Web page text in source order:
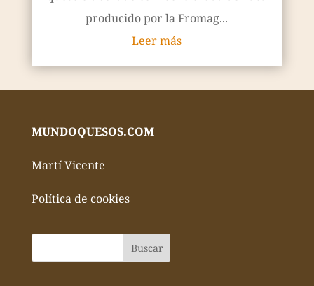
producido por la Fromag...
Leer más
MUNDOQUESOS.COM
Martí Vicente
Política de cookies